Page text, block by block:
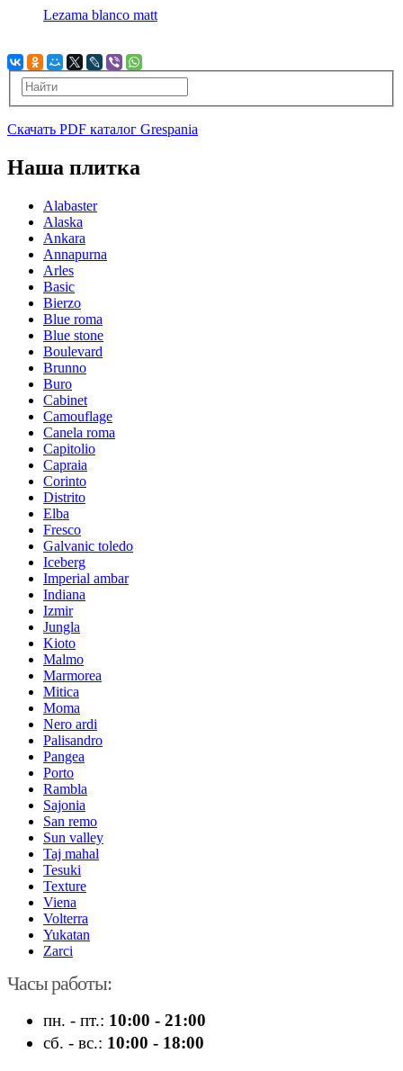
Lezama blanco matt
Скачать PDF каталог Grespania
Наша плитка
Alabaster
Alaska
Ankara
Annapurna
Arles
Basic
Bierzo
Blue roma
Blue stone
Boulevard
Brunno
Buro
Cabinet
Camouflage
Canela roma
Capitolio
Capraia
Corinto
Distrito
Elba
Fresco
Galvanic toledo
Iceberg
Imperial ambar
Indiana
Izmir
Jungla
Kioto
Malmo
Marmorea
Mitica
Moma
Nero ardi
Palisandro
Pangea
Porto
Rambla
Sajonia
San remo
Sun valley
Taj mahal
Tesuki
Texture
Viena
Volterra
Yukatan
Zarci
Часы работы:
пн. - пт.: 10:00 - 21:00
сб. - вс.: 10:00 - 18:00